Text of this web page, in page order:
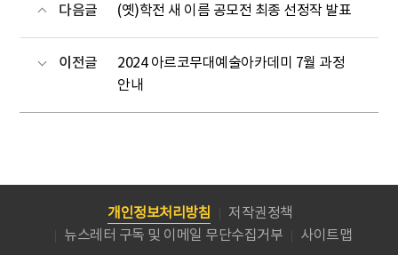
다음글 (옛)학전 새 이름 공모전 최종 선정작 발표
이전글
2024 아르코무대예술아카데미 7월 과정
안내
개인정보처리방침
저작권정책
뉴스레터 구독 및 이메일 무단수집거부
사이트맵